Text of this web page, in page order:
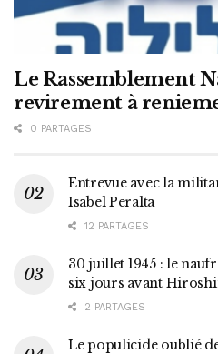
Le Rassemblement
revirement à
0 PARTAGES
Entrevue avec la
Isabel Peralta
12 PARTAGES
30 juillet 1945 : le
six jours avant
2 PARTAGES
Le populicide oublié